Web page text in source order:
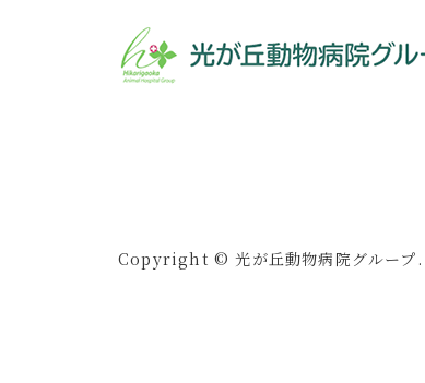
Copyright © 光が丘動物病院グルー